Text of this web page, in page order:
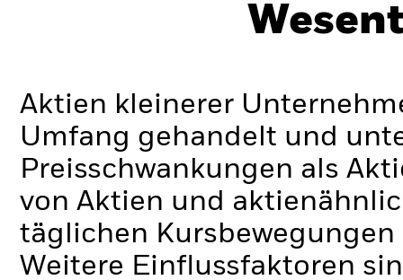
Aktien kleinerer
Umfang gehandelt und
Preisschwankungen als
von Aktien und
täglichen
Weitere Einflussfaktoren